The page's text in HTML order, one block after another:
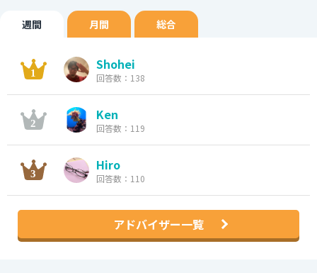
週間 月間 総合
Shohei
回答数：138
Ken
回答数：119
Hiro
回答数：110
アドバイザー一覧